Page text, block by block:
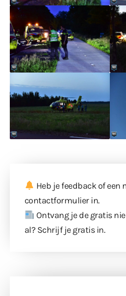
Heb je feedback of een
contactformulierin.
Ontvang je de gratis
al? Schrijf je gratis in.